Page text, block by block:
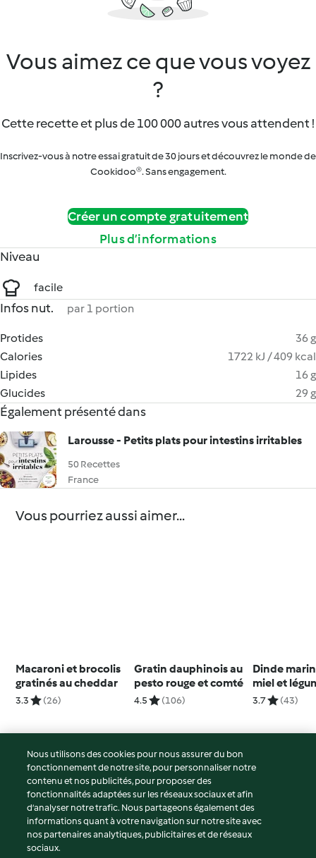
Vous aimez ce que vous voyez
?
Cette recette et plus de 100 000 autres vous attendent !
Inscrivez-vous à notre essai gratuit de 30 jours et découvrez le monde de
Cookidoo®. Sans engagement.
Créer un compte gratuitement
Plus d’informations
Niveau
facile
Infos nut. par 1 portion
Protides
36 g
Calories
1722 kJ / 409 kcal
Lipides
16 g
Glucides
29 g
Également présenté dans
Larousse - Petits plats pour intestins irritables
50 Recettes
France
Vous pourriez aussi aimer...
Macaroni et brocolis
gratinés au cheddar
3.3 (26)
Gratin dauphinois au
pesto rouge et comté
4.5 (106)
Dinde
miel et
3.7 (43)
© Copyright 2026
Conditions d'utilisation
Politique de confidentialité
Non-responsabilité
Mentions légales
Nous utilisons des cookies pour nous assurer du bon
fonctionnement de notre site, pour personnaliser notre
contenu et nos publicités, pour proposer des
fonctionnalités adaptées sur les réseaux sociaux et afin
d’analyser notre trafic. Nous partageons également des
informations quant à votre navigation sur notre site avec
nos partenaires analytiques, publicitaires et de réseaux
sociaux.